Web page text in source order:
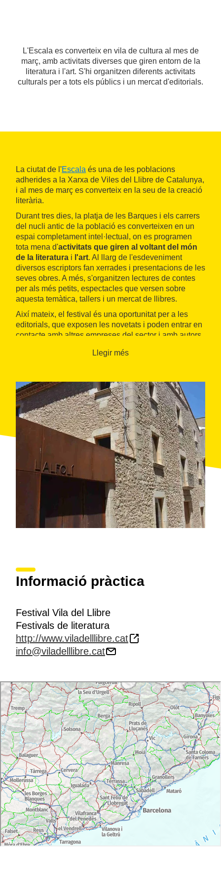
L'Escala es converteix en vila de cultura al mes de
març, amb activitats diverses que giren entorn de la
literatura i l'art. S'hi organitzen diferents activitats
culturals per a tots els públics i un mercat d'editorials.
La ciutat de l'Escala és una de les poblacions
adherides a la Xarxa de Viles del Llibre de Catalunya,
i al mes de març es converteix en la seu de la creació
literària.
Durant tres dies, la platja de les Barques i els carrers
del nucli antic de la població es converteixen en un
espai completament intel·lectual, on es programen
tota mena d'activitats que giren al voltant del món
de la literatura i l'art. Al llarg de l'esdeveniment
diversos escriptors fan xerrades i presentacions de les
seves obres. A més, s'organitzen lectures de contes
per als més petits, espectacles que versen sobre
aquesta temàtica, tallers i un mercat de llibres.
Així mateix, el festival és una oportunitat per a les
editorials, que exposen les novetats i poden entrar en
contacte amb altres empreses del sector i amb autors.
Llegir més
Informació pràctica
Festival Vila del Llibre
Festivals de literatura
http://www.viladelllibre.cat
info@viladelllibre.cat